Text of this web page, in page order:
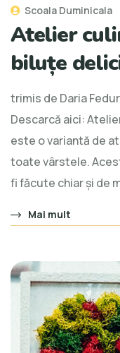
Scoala Duminicala
Atelier
biluțe
trimis de Daria
Descarcă aici:
este o variantă de
toate vârstele.
fi făcute chiar și de
Mai mult